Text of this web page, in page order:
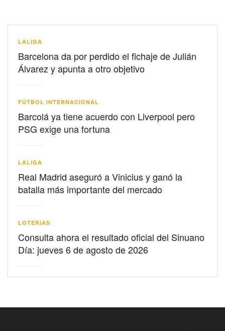
LALIGA
Barcelona da por perdido el fichaje de Julián
Álvarez y apunta a otro objetivo
FÚTBOL INTERNACIONAL
Barcolá ya tiene acuerdo con Liverpool pero
PSG exige una fortuna
LALIGA
Real Madrid aseguró a Vinicius y ganó la
batalla más importante del mercado
LOTERIAS
Consulta ahora el resultado oficial del Sinuano
Día: jueves 6 de agosto de 2026